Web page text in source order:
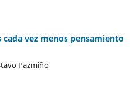
vez menos pensamiento
Pazmiño